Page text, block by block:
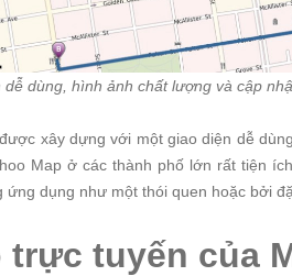
dùng, hình ảnh chất lượng và cập
xây dựng với một giao diện dễ
Map ở các thành phố lớn rất tiện
dụng như một thói quen hoặc bởi
trực tuyến của